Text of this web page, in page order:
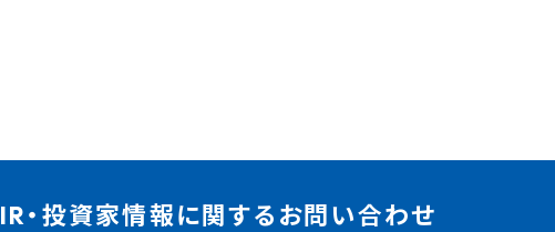
IR・投資家情報に関するお問い合わせ